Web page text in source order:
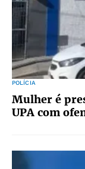
POLÍCIA
Mulher é
UPA com